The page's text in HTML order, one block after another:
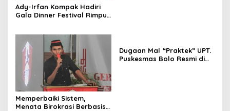
Ady-Irfan Kompak Hadiri
Gala Dinner Festival Rimpu
Memperbaiki Sistem,
Menata Birokrasi Berbasis
Dugaan Mal “Praktek” UPT.
Puskesmas Bolo Resmi di